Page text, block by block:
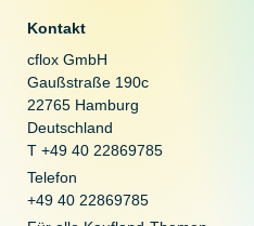
Kontakt
cflox GmbH
Gaußstraße 190c
22765 Hamburg
Deutschland
T +49 40 22869785
Telefon
+49 40 22869785